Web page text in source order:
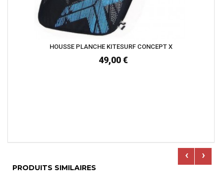
HOUSSE PLANCHE KITESURF CONCEPT X
49,00 €
PRODUITS SIMILAIRES
‹ ›